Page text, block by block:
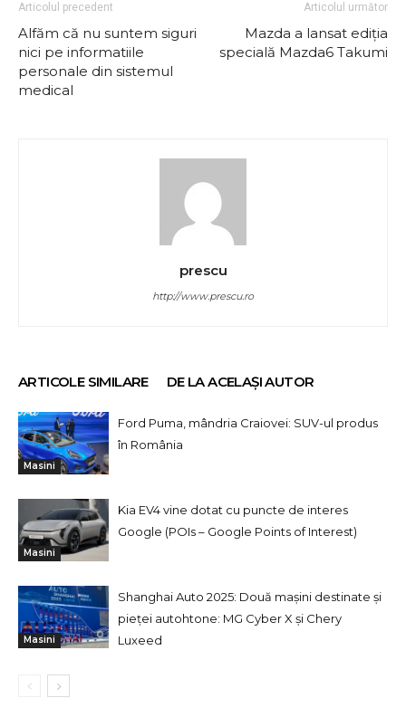
Articolul precedent
Alfăm că nu suntem siguri
nici pe informatiile
personale din sistemul
medical
Articolul următor
Mazda a lansat ediţia
specială Mazda6 Takumi
prescu
http://www.prescu.ro
ARTICOLE SIMILARE DE LA ACELAȘI AUTOR
Masini
Ford Puma, mândria Craiovei: SUV-ul produs
în România
Masini
Kia EV4 vine dotat cu puncte de interes
Google (POIs – Google Points of Interest)
Masini
Shanghai Auto 2025: Două mașini destinate și
pieței autohtone: MG Cyber X și Chery
Luxeed